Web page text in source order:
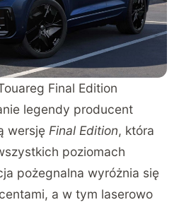
Final Edition
legendy producent
wersję Final Edition, która
poziomach
pożegnalna wyróżnia się
a w tym laserowo